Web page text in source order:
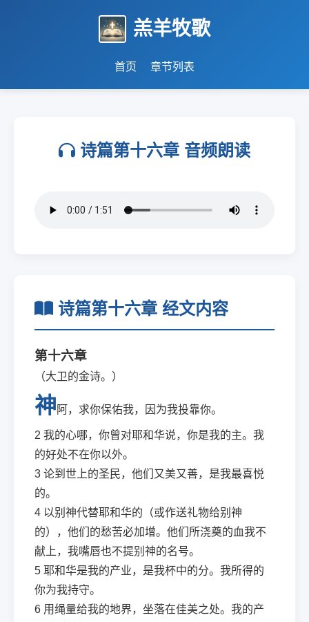
羔羊牧歌
首页 章节列表
诗篇第十六章 音频朗读
诗篇第十六章 经文内容
第十六章
（大卫的金诗。）
神 阿，求你保佑我，因为我投靠你。
2 我的心哪，你曾对耶和华说，你是我的主。我
的好处不在你以外。
3 论到世上的圣民，他们又美又善，是我最喜悦
的。
4 以别神代替耶和华的（或作送礼物给别神
的），他们的愁苦必加增。他们所浇奠的血我不
献上，我嘴唇也不提别神的名号。
5 耶和华是我的产业，是我杯中的分。我所得的
你为我持守。
6 用绳量给我的地界，坐落在佳美之处。我的产